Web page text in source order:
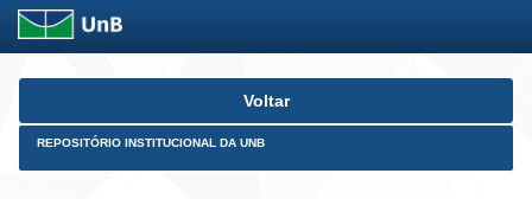
Skip
Voltar
REPOSITÓRIO INSTITUCIONAL DA UNB